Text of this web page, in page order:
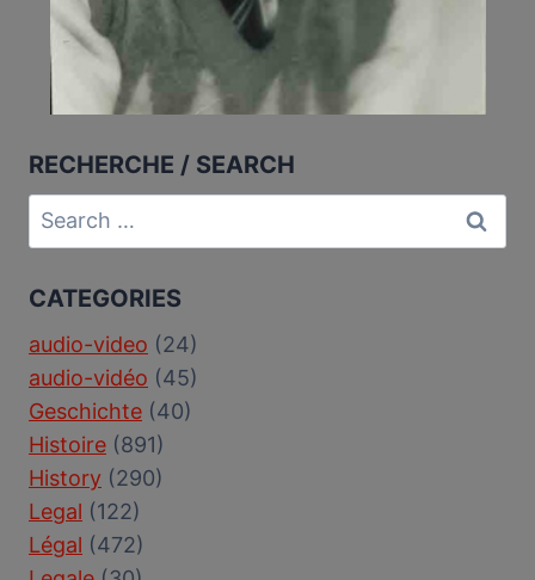
RECHERCHE / SEARCH
Search
for:
CATEGORIES
audio-video (24)
audio-vidéo (45)
Geschichte (40)
Histoire (891)
History (290)
Legal (122)
Légal (472)